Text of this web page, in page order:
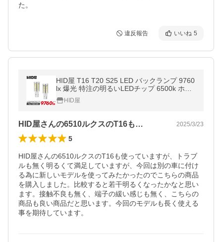
た。
違反報告 いいね 5
HID屋 T16 T20 S25 LED バックランプ 9760
lx 爆光 特注の明るいLEDチップ 6500k ホワ
イト 無極性 2年保証 2個セット
HID屋
HID屋さんの6510ルクスのT16も… 2025/3/23
5
HID屋さんの6510ルクスのT16も使っていますが、トラブ
ルも無く明るくて満足していますが、今回は別の車に付け
る為に新しいモデルを使ってみたかったのでこちらの商品
を購入しました。比較すると若干明るくなったかなと思い
ます。接触不良も無く、端子の緩い感じも無く、こちらの
商品も良い商品だと思います。今回のモデルも長く使える
事を期待しています。